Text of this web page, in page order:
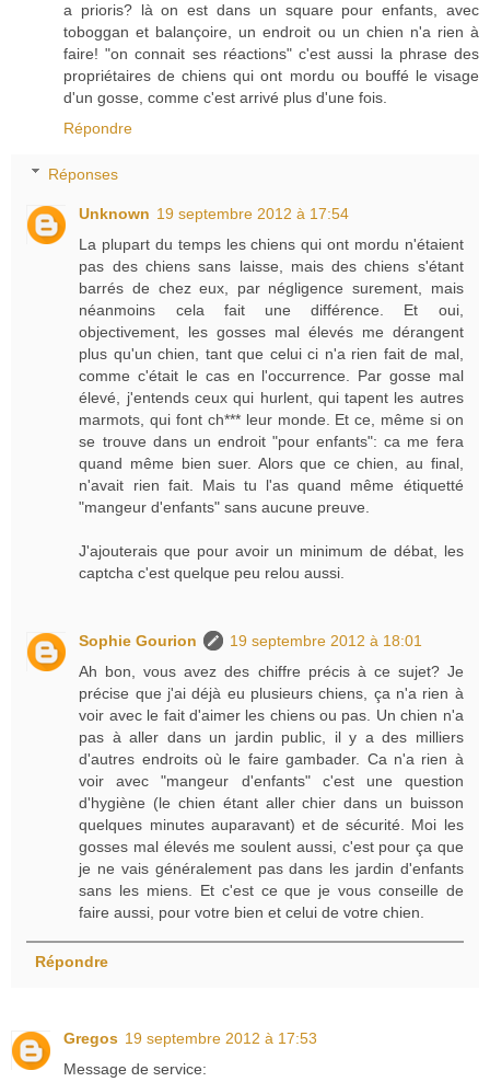
a prioris? là on est dans un square pour enfants, avec
toboggan et balançoire, un endroit ou un chien n'a rien à
faire! "on connait ses réactions" c'est aussi la phrase des
propriétaires de chiens qui ont mordu ou bouffé le visage
d'un gosse, comme c'est arrivé plus d'une fois.
Répondre
Réponses
Unknown 19 septembre 2012 à 17:54
La plupart du temps les chiens qui ont mordu n'étaient
pas des chiens sans laisse, mais des chiens s'étant
barrés de chez eux, par négligence surement, mais
néanmoins cela fait une différence. Et oui,
objectivement, les gosses mal élevés me dérangent
plus qu'un chien, tant que celui ci n'a rien fait de mal,
comme c'était le cas en l'occurrence. Par gosse mal
élevé, j'entends ceux qui hurlent, qui tapent les autres
marmots, qui font ch*** leur monde. Et ce, même si on
se trouve dans un endroit "pour enfants": ca me fera
quand même bien suer. Alors que ce chien, au final,
n'avait rien fait. Mais tu l'as quand même étiquetté
"mangeur d'enfants" sans aucune preuve.
J'ajouterais que pour avoir un minimum de débat, les
captcha c'est quelque peu relou aussi.
Sophie Gourion
19 septembre 2012 à 18:01
Ah bon, vous avez des chiffre précis à ce sujet? Je
précise que j'ai déjà eu plusieurs chiens, ça n'a rien à
voir avec le fait d'aimer les chiens ou pas. Un chien n'a
pas à aller dans un jardin public, il y a des milliers
d'autres endroits où le faire gambader. Ca n'a rien à
voir avec "mangeur d'enfants" c'est une question
d'hygiène (le chien étant aller chier dans un buisson
quelques minutes auparavant) et de sécurité. Moi les
gosses mal élevés me soulent aussi, c'est pour ça que
je ne vais généralement pas dans les jardin d'enfants
sans les miens. Et c'est ce que je vous conseille de
faire aussi, pour votre bien et celui de votre chien.
Répondre
Gregos 19 septembre 2012 à 17:53
Message de service: